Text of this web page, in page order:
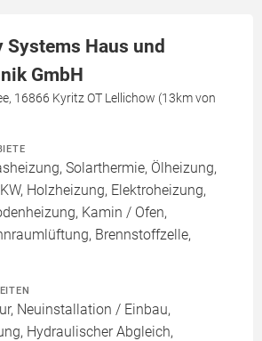
Systems Haus und
GmbH
16866 Kyritz OT Lellichow (13km von
Solarthermie, Ölheizung,
Holzheizung, Elektroheizung,
Kamin / Ofen,
Brennstoffzelle,
Neuinstallation / Einbau,
Hydraulischer Abgleich,